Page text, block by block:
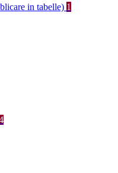
in tabelle) 1